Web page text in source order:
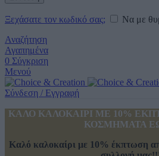
Ξεχάσατε τον κωδικό σας;
Να με
Αναζήτηση
Αγαπημένα
0 Σύγκριση
Μενού
Σύνδεση / Εγγραφή
ΚΑΛΟ ΚΑΛΟΚΑΙΡΙ ΜΕ 10%
ΚΟΣΜΗΜΑΤΑ
Καλό καλοκαίρι με 10% έκπτωση